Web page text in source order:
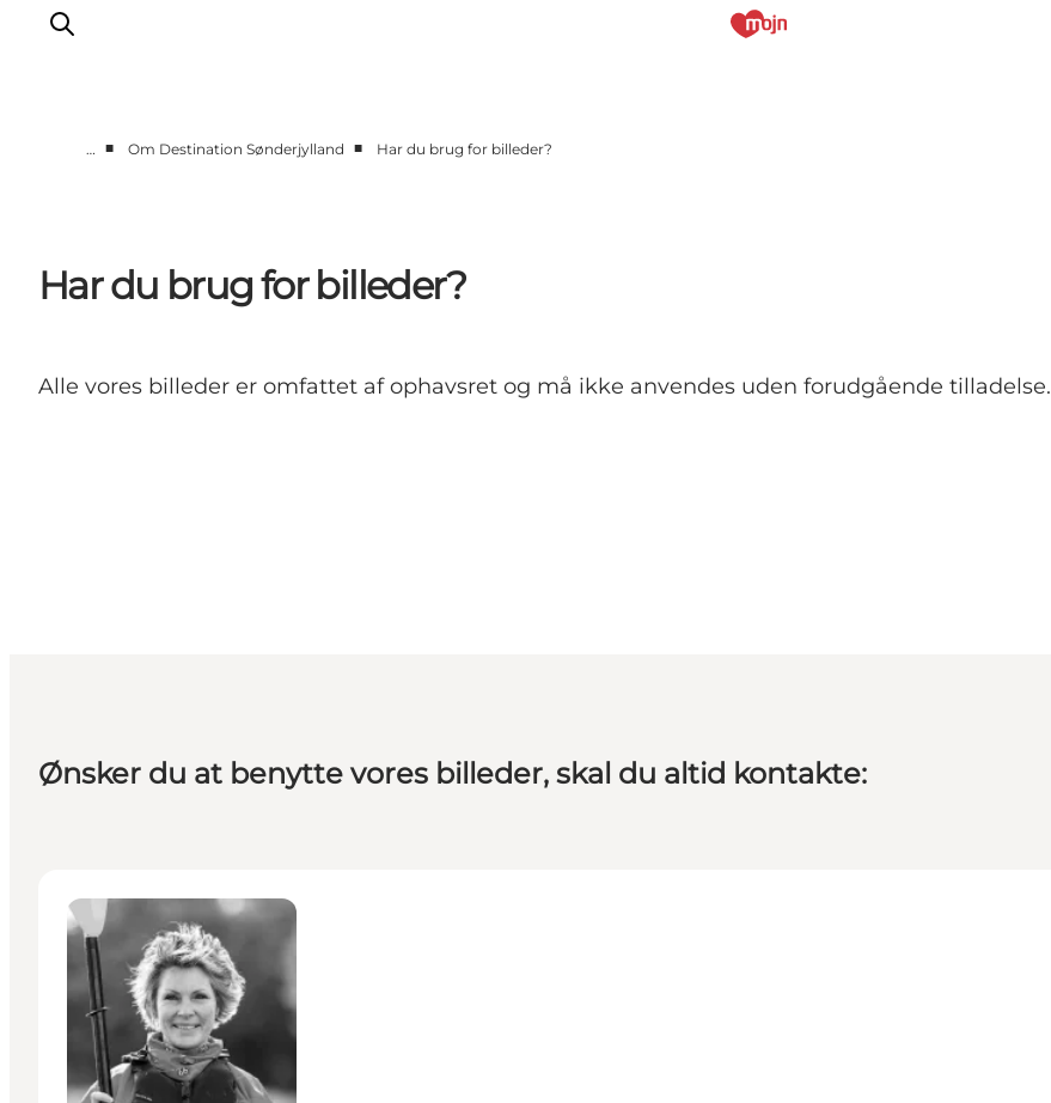
Projektudvikling
Analyse
GoVisit
… ■ Om Destination Sønderjylland ■ Har du brug for billeder?
Har du brug for billeder?
Alle vores billeder er omfattet af ophavsret og må ikke anvendes uden forudgående tilladelse.
Ønsker du at benytte vores billeder, skal du altid kontakte: